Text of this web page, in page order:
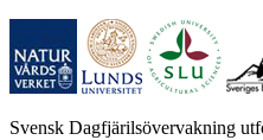
Svensk Dagfjärilsövervakning